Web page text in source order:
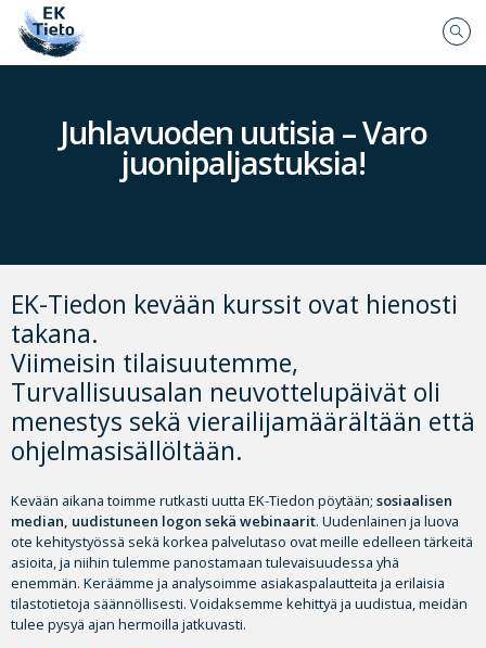
Juhlavuoden uutisia – Varo
juonipaljastuksia!
EK-Tiedon kevään kurssit ovat hienosti
takana.
Viimeisin tilaisuutemme,
Turvallisuusalan neuvottelupäivät oli
menestys sekä vierailijamäärältään että
ohjelmasisällöltään.
Kevään aikana toimme rutkasti uutta EK-Tiedon pöytään; sosiaalisen
median, uudistuneen logon sekä webinaarit. Uudenlainen ja luova
ote kehitystyössä sekä korkea palvelutaso ovat meille edelleen tärkeitä
asioita, ja niihin tulemme panostamaan tulevaisuudessa yhä
enemmän. Keräämme ja analysoimme asiakaspalautteita ja erilaisia
tilastotietoja säännöllisesti. Voidaksemme kehittyä ja uudistua, meidän
tulee pysyä ajan hermoilla jatkuvasti.